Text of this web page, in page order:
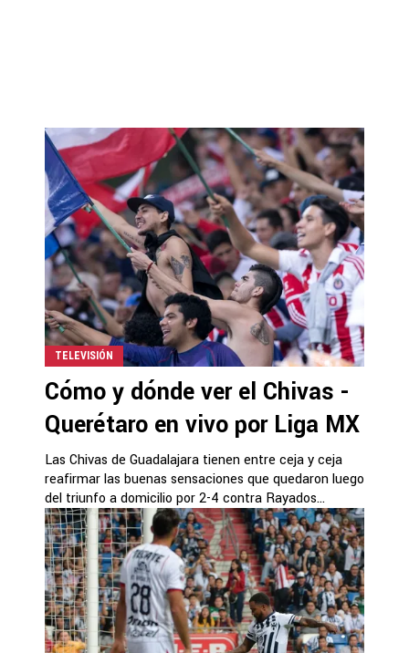
TELEVISIÓN
Cómo y dónde ver el Chivas -
Querétaro en vivo por Liga MX
Las Chivas de Guadalajara tienen entre ceja y ceja
reafirmar las buenas sensaciones que quedaron luego
del triunfo a domicilio por 2-4 contra Rayados...